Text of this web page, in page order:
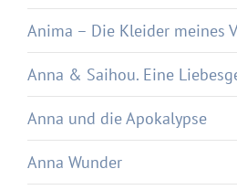
Anima – Die Kleider meines
Anna & Saihou. Eine
Anna und die Apokalypse
Anna Wunder